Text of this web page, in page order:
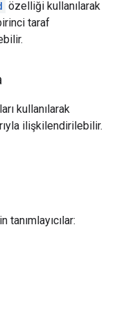
özelliği kullanılarak
taraf
kullanılarak
ilişkilendirilebilir.
tanımlayıcılar: